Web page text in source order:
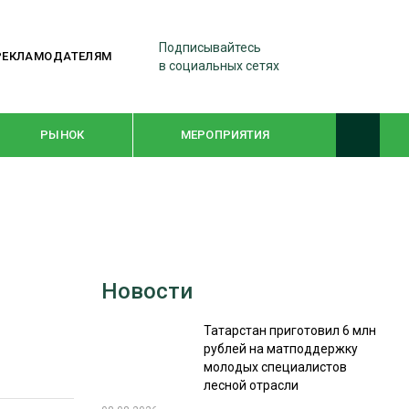
Подписывайтесь
в социальных сетях
РЫНОК МЕРОПРИЯТИЯ
WOODEX-2021
СУШКА ДРЕВЕСИНЫ
Новости
Татарстан приготовил 6 млн
рублей на матподдержку
молодых специалистов
лесной отрасли